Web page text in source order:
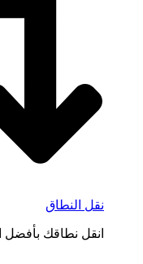
نقل النطاق
انقل نطاقك بأفضل